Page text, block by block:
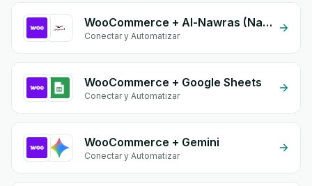
WooCommerce + Al-Nawras (Nawris)
Conectar y Automatizar
WooCommerce + Google Sheets
Conectar y Automatizar
WooCommerce + Gemini
Conectar y Automatizar